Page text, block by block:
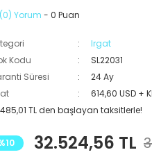
(0) Yorum - 0 Puan
Irgat
Kodu
SL22031
Süresi
24 Ay
614,60 USD +
TL den başlayan taksitlerle!
32.524,56 TL